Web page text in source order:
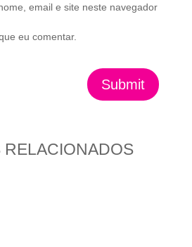
email e site neste navegador
eu comentar.
Submit
RELACIONADOS